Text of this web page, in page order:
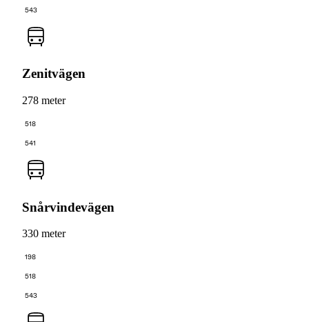
543
Zenitvägen
278 meter
518
541
Snårvindevägen
330 meter
198
518
543